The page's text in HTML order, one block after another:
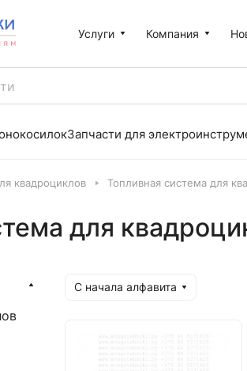
Услуги Компания
Запчасти для
квадроциклов Топливная система для
для
С начала алфавита